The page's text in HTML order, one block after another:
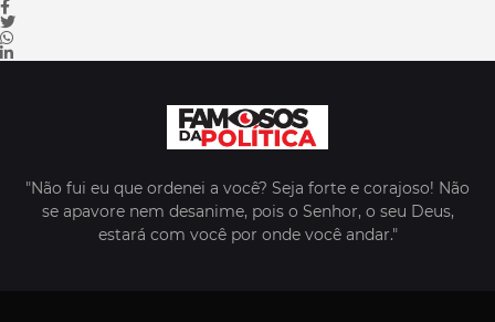
"Não fui eu que ordenei a você? Seja forte e corajoso! Não
se apavore nem desanime, pois o Senhor, o seu Deus,
estará com você por onde você andar."